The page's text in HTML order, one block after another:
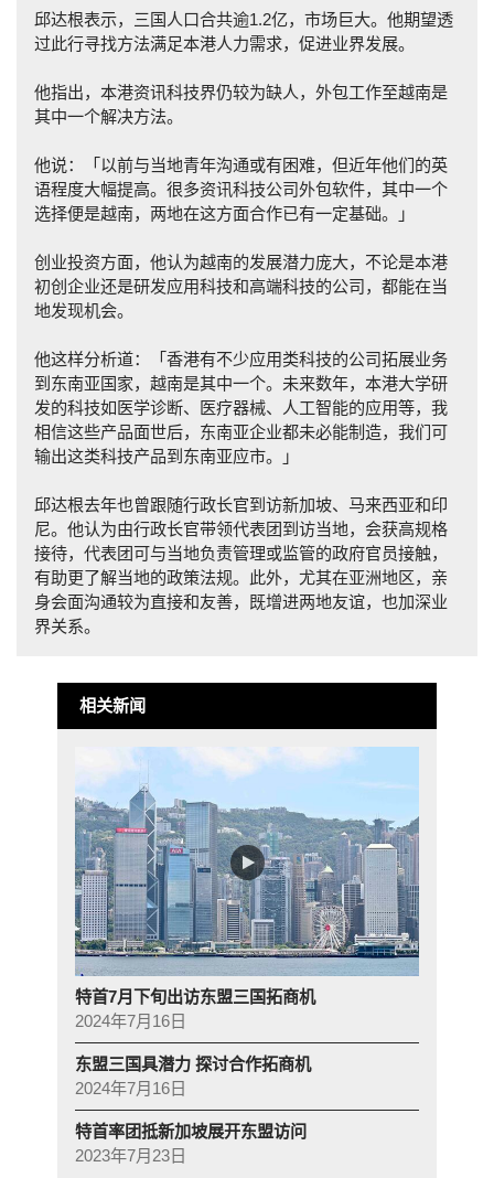
邱达根表示，三国人口合共逾1.2亿，市场巨大。他期望透
过此行寻找方法满足本港人力需求，促进业界发展。
他指出，本港资讯科技界仍较为缺人，外包工作至越南是
其中一个解决方法。
他说：「以前与当地青年沟通或有困难，但近年他们的英
语程度大幅提高。很多资讯科技公司外包软件，其中一个
选择便是越南，两地在这方面合作已有一定基础。
」
创业投资方面，他认为越南的发展潜力庞大，不论是本港
初创企业还是研发应用科技和高端科技的公司，都能在当
地发现机会。
他这样分析道：「 香港有不少应用类科技的公司拓展业务
到东南亚国家，越南是其中一个。未来数年，本港大学研
发的科技如医学诊断、医疗器械、人工智能的应用等，我
相信这些产品面世后，东南亚企业都未必能制造，我们可
输出这类科技产品到东南亚应市。
」
邱达根去年也曾跟随行政长官到访新加坡、马来西亚和印
尼。他认为由行政长官带领代表团到访当地，会获高规格
接待，代表团可与当地负责管理或监管的政府官员接触，
有助更了解当地的政策法规。此外，尤其在亚洲地区，亲
身会面沟通较为直接和友善，既增进两地友谊，也加深业
界关系。
相关新闻
特首7月下旬出访东盟三国拓商机
2024年7月16日
东盟三国具潜力 探讨合作拓商机
2024年7月16日
特首率团抵新加坡展开东盟访问
2023年7月23日